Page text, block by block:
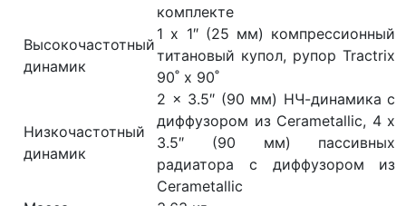
комплекте
Высокочастотный
динамик
1 х 1″ (25 мм) компрессионный
титановый купол, рупор Tractrix
90˚ х 90˚
Низкочастотный
динамик
2 x 3.5″ (90 мм) НЧ-динамика с
диффузором из Cerametallic, 4 x
3.5″ (90 мм) пассивных
радиатора с диффузором из
Cerametallic